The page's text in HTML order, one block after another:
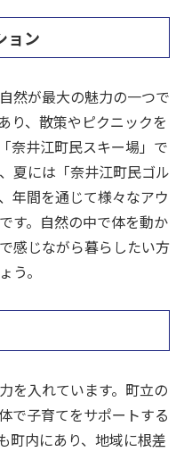
ョン
然が最大の魅力の一つで
り、散策やピクニックを
奈井江町民スキー場」で
夏には「奈井江町民ゴル
年間を通じて様々なアウ
す。自然の中で体を動か
感じながら暮らしたい方
う。
を入れています。町立の
で子育てをサポートする
町内にあり、地域に根差